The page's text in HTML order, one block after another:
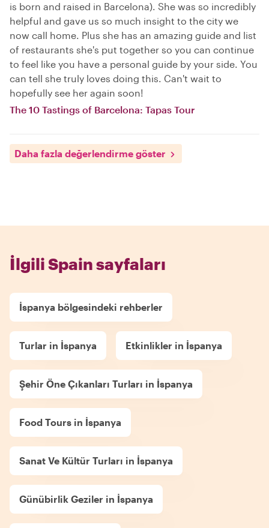
is born and raised in Barcelona). She was so incredibly
helpful and gave us so much insight to the city we
now call home. Plus she has an amazing guide and list
of restaurants she's put together so you can continue
to feel like you have a personal guide by your side. You
can tell she truly loves doing this. Can't wait to
hopefully see her again soon!
The 10 Tastings of Barcelona: Tapas Tour
Daha fazla değerlendirme göster
İlgili Spain sayfaları
İspanya bölgesindeki rehberler
Turlar in İspanya Etkinlikler in İspanya
Şehir Öne Çıkanları Turları in İspanya
Food Tours in İspanya
Sanat Ve Kültür Turları in İspanya
Günübirlik Geziler in İspanya